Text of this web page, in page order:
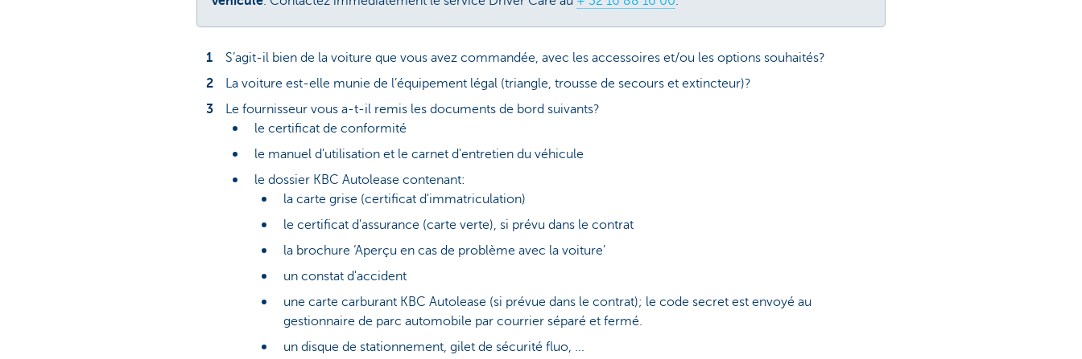
S’agit-il bien de la voiture que vous avez commandée, avec les accessoires et/ou les options souhaités?
La voiture est-elle munie de l’équipement légal (triangle, trousse de secours et extincteur)?
Le fournisseur vous a-t-il remis les documents de bord suivants?
le certificat de conformité
le manuel d'utilisation et le carnet d'entretien du véhicule
le dossier KBC Autolease contenant:
la carte grise (certificat d'immatriculation)
le certificat d'assurance (carte verte), si prévu dans le contrat
la brochure ‘Aperçu en cas de problème avec la voiture’
un constat d'accident
une carte carburant KBC Autolease (si prévue dans le contrat); le code secret est envoyé au
gestionnaire de parc automobile par courrier séparé et fermé.
un disque de stationnement, gilet de sécurité fluo, ...